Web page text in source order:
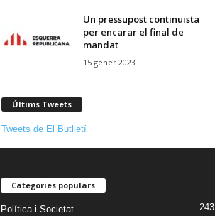
Un pressupost continuista
per encarar el final de
mandat
15 gener 2023
Últims Tweets
Tweets de El Butlletí
Categories populars
Política i Societat 243